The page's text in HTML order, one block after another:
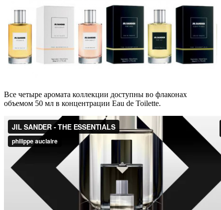
Все четыре аромата коллекции доступны во флаконах
объемом 50 мл в концентрации Eau de Toilette.